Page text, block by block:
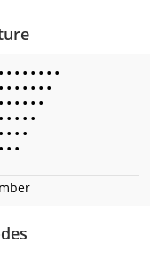
• • • • • • • •
• • • • • • •
• • • • • •
• • • • •
• • • •
• • •